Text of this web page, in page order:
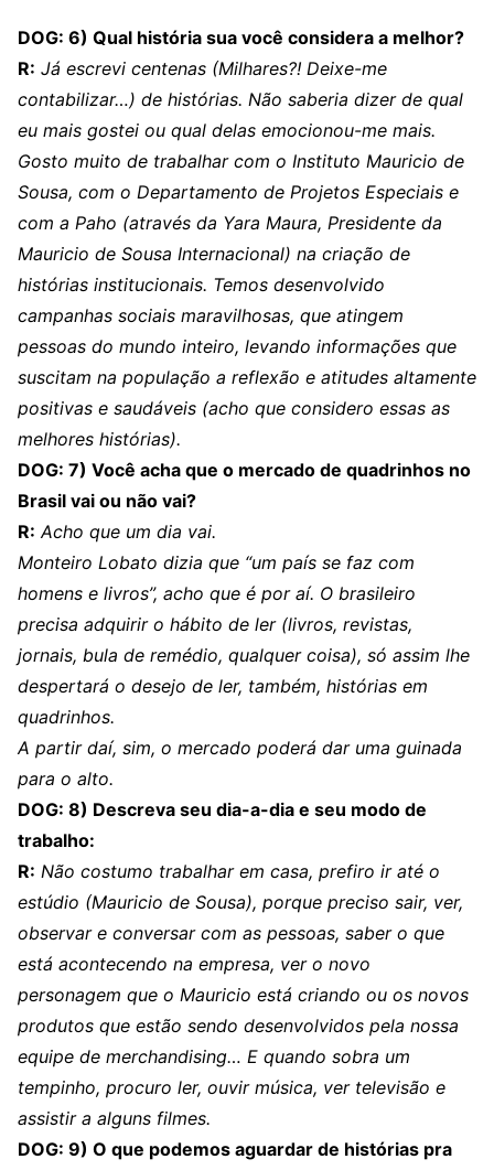
DOG: 6) Qual história sua você considera a melhor?
R: Já escrevi centenas (Milhares?! Deixe-me
contabilizar…) de histórias. Não saberia dizer de qual
eu mais gostei ou qual delas emocionou-me mais.
Gosto muito de trabalhar com o Instituto Mauricio de
Sousa, com o Departamento de Projetos Especiais e
com a Paho (através da Yara Maura, Presidente da
Mauricio de Sousa Internacional) na criação de
histórias institucionais. Temos desenvolvido
campanhas sociais maravilhosas, que atingem
pessoas do mundo inteiro, levando informações que
suscitam na população a reflexão e atitudes altamente
positivas e saudáveis (acho que considero essas as
melhores histórias).
DOG: 7) Você acha que o mercado de quadrinhos no
Brasil vai ou não vai?
R: Acho que um dia vai.
Monteiro Lobato dizia que “um país se faz com
homens e livros”, acho que é por aí. O brasileiro
precisa adquirir o hábito de ler (livros, revistas,
jornais, bula de remédio, qualquer coisa), só assim lhe
despertará o desejo de ler, também, histórias em
quadrinhos.
A partir daí, sim, o mercado poderá dar uma guinada
para o alto.
DOG: 8) Descreva seu dia-a-dia e seu modo de
trabalho:
R: Não costumo trabalhar em casa, prefiro ir até o
estúdio (Mauricio de Sousa), porque preciso sair, ver,
observar e conversar com as pessoas, saber o que
está acontecendo na empresa, ver o novo
personagem que o Mauricio está criando ou os novos
produtos que estão sendo desenvolvidos pela nossa
equipe de merchandising… E quando sobra um
tempinho, procuro ler, ouvir música, ver televisão e
assistir a alguns filmes.
DOG: 9) O que podemos aguardar de histórias pra